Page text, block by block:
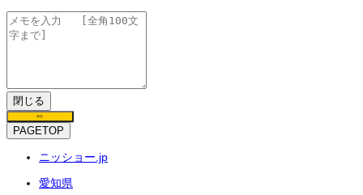
閉じる
保存
PAGETOP
ニッショー.jp
愛知県